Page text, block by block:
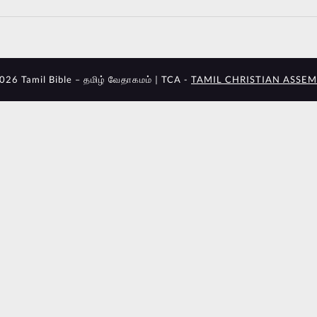
Tamil Bible – தமிழ் வேதாகமம் | TCA - TAMIL CHRISTIAN